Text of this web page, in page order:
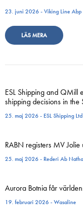
23. juni 2026 - Viking Line Abp
LÄS MERA
ESL Shipping and QMill
shipping decisions in the
25. maj 2026 - ESL Shipping Ltd
RABN registers MV
25. maj 2026 - Rederi Ab
Aurora Botnia får
19. februari 2026 - Wasaline